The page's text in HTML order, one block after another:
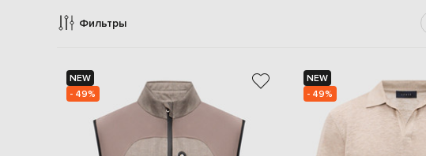
Фильтры
NEW
- 49%
NEW
- 49%